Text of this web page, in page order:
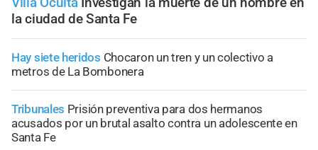
la ciudad de Santa Fe
Hay siete heridos Chocaron un tren y un colectivo a
metros de La Bombonera
Tribunales Prisión preventiva para dos hermanos
acusados por un brutal asalto contra un adolescente en
Santa Fe